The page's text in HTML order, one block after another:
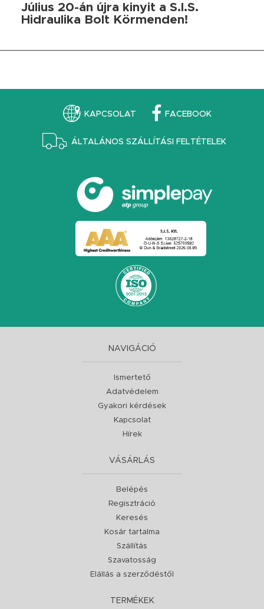
Július 20-án újra kinyit a S.I.S.
Hidraulika Bolt Körmenden!
KAPCSOLAT FACEBOOK
ÁLTALÁNOS SZÁLLÍTÁSI FELTÉTELEK
NAVIGÁCIÓ
Ismertető
Adatvédelem
Gyakori kérdések
Kapcsolat
Hírek
VÁSÁRLÁS
Belépés
Regisztráció
Keresés
Kosár tartalma
Szállítás
Szavatosság
Elállás a szerződéstől
TERMÉKEK